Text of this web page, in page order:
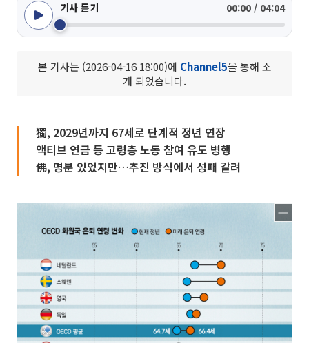
기사 듣기 00:00 / 04:04
본 기사는 (2026-04-16 18:00)에 Channel5을 통해 소
개 되었습니다.
獨, 2029년까지 67세로 단계적 정년 연장
액티브 연금 등 고령층 노동 참여 유도 병행
佛, 명분 있었지만…추진 방식에서 성패 갈려